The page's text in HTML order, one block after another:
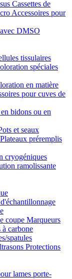
Cassettes de
Accessoires pour
DMSO
tissulaires
spéciales
en matière
pour cuves de
bidons ou en
et seaux
Plateaux préremplis
cryogéniques
ramolissante
coupe Marqueurs
à carbone
spatules
Protections
lames porte-